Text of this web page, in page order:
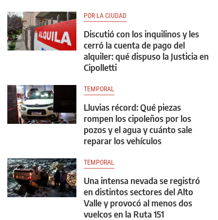
POR LA CIUDAD
Discutió con los inquilinos y les
cerró la cuenta de pago del
alquiler: qué dispuso la Justicia en
Cipolletti
TEMPORAL
Lluvias récord: Qué piezas
rompen los cipoleños por los
pozos y el agua y cuánto sale
reparar los vehículos
TEMPORAL
Una intensa nevada se registró
en distintos sectores del Alto
Valle y provocó al menos dos
vuelcos en la Ruta 151